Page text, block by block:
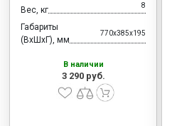
Вес, кг 8
Габариты
(ВхШхГ), мм
770x385x195
В наличии
3 290 руб.